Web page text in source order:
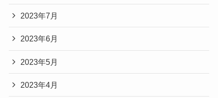
2023年7月
2023年6月
2023年5月
2023年4月